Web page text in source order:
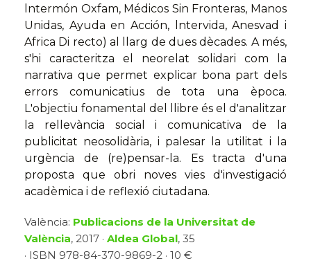
lntermón Oxfam, Médicos Sin Fronteras, Manos
Unidas, Ayuda en Acción, lntervida, Anesvad i
Africa Di recto) al llarg de dues dècades. A més,
s'hi caracteritza el neorelat solidari com la
narrativa que permet explicar bona part dels
errors comunicatius de tota una època.
L'objectiu fonamental del llibre és el d'analitzar
la rellevància social i comunicativa de la
publicitat neosolidària, i palesar la utilitat i la
urgència de (re)pensar-la. Es tracta d'una
proposta que obri noves vies d'investigació
acadèmica i de reflexió ciutadana.
València: Publicacions de la Universitat de
València, 2017 · Aldea Global, 35
· ISBN 978-84-370-9869-2 · 10 €